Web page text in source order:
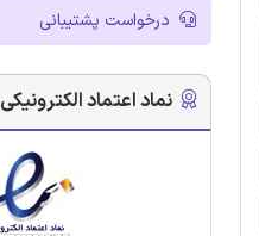
درخواست پشتیبانی
نماد اعتماد الکترونیکی